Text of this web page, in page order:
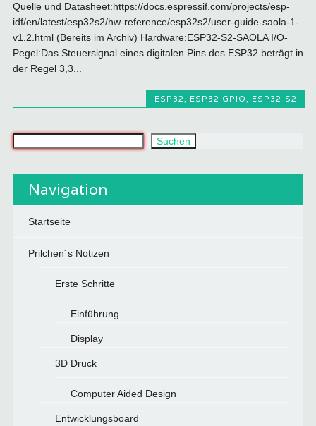
Quelle und Datasheet:https://docs.espressif.com/projects/esp-
idf/en/latest/esp32s2/hw-reference/esp32s2/user-guide-saola-1-
v1.2.html (Bereits im Archiv) Hardware:ESP32-S2-SAOLA I/O-
Pegel:Das Steuersignal eines digitalen Pins des ESP32 beträgt in
der Regel 3,3...
ESP32, ESP32 GPIO, ESP32-S2
Suchen
Navigation
Startseite
Prilchen´s Notizen
Erste Schritte
Einführung
Display
3D Druck
Computer Aided Design
Entwicklungsboard